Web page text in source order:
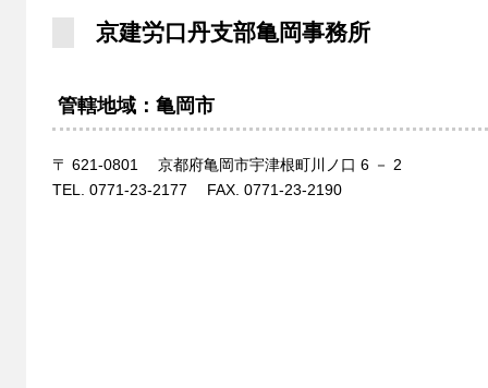
京建労口丹支部亀岡事務所
管轄地域：亀岡市
〒 621-0801 京都府亀岡市宇津根町川ノ口 6 － 2
TEL. 0771-23-2177 FAX. 0771-23-2190